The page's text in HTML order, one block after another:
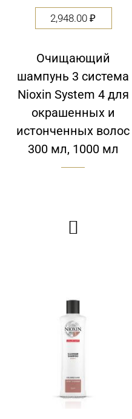
2,948.00₽
Очищающий
шампунь 3 система
Nioxin System 4 для
окрашенных и
истонченных волос
300 мл, 1000 мл
